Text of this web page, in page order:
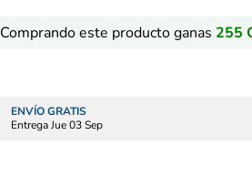
Comprando este producto ganas 255
ENVÍO GRATIS
Entrega Jue 03 Sep